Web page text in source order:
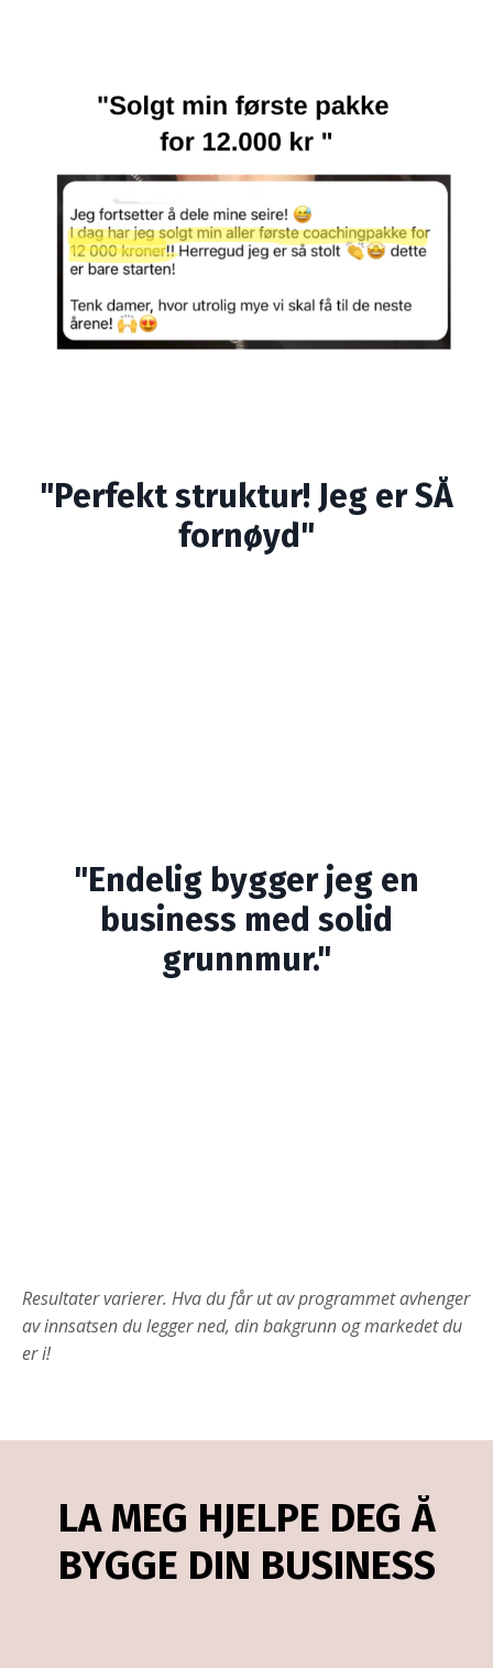
"Perfekt struktur! Jeg er SÅ
fornøyd"
"Endelig bygger jeg en
business med solid
grunnmur."
Resultater varierer. Hva du får ut av programmet avhenger
av innsatsen du legger ned, din bakgrunn og markedet du
er i!
LA MEG HJELPE DEG Å
BYGGE DIN BUSINESS